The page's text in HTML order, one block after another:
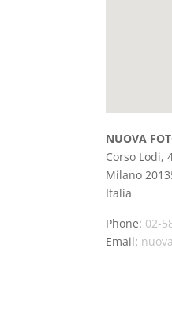
NUOVA
Corso Lodi,
Milano
Italia
Phone: 02-
Email: